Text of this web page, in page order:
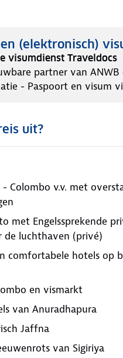
(elektronisch)
visumdienst Traveldocs
partner van
- Paspoort en visum
uit?
Colombo v.v. met
met Engelssprekende
de luchthaven (privé)
comfortabele hotels op
en vismarkt
van Anuradhapura
Jaffna
van Sigiriya